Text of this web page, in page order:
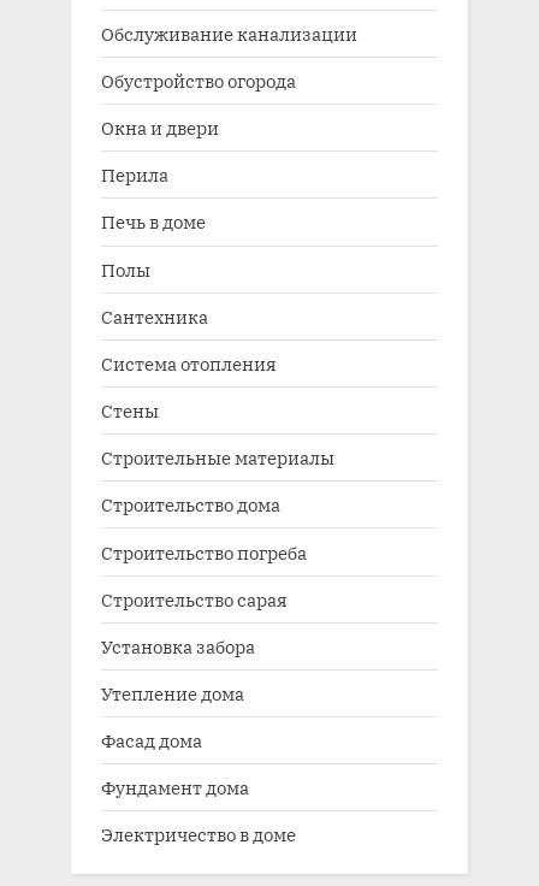
Обслуживание канализации
Обустройство огорода
Окна и двери
Перила
Печь в доме
Полы
Сантехника
Система отопления
Стены
Строительные материалы
Строительство дома
Строительство погреба
Строительство сарая
Установка забора
Утепление дома
Фасад дома
Фундамент дома
Электричество в доме